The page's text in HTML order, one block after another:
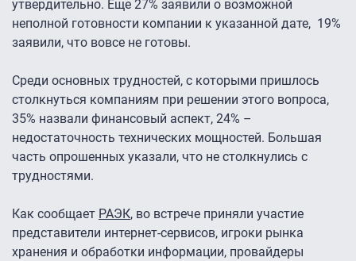
утвердительно. Еще 27% заявили о возможной
неполной готовности компании к указанной дате, 19%
заявили, что вовсе не готовы.
Среди основных трудностей, с которыми пришлось
столкнуться компаниям при решении этого вопроса,
35% назвали финансовый аспект, 24% –
недостаточность технических мощностей. Большая
часть опрошенных указали, что не столкнулись с
трудностями.
Как сообщает РАЭК, во встрече приняли участие
представители интернет-сервисов, игроки рынка
хранения и обработки информации, провайдеры